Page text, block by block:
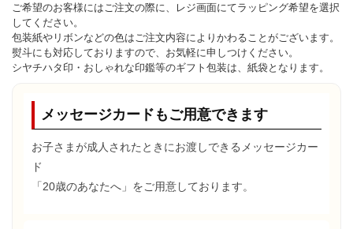
ご希望のお客様にはご注文の際に、レジ画面にてラッピング希望を選択
してください。
包装紙やリボンなどの色はご注文内容によりかわることがございます。
熨斗にも対応しておりますので、お気軽に申しつけください。
シヤチハタ印・おしゃれな印鑑等のギフト包装は、紙袋となります。
メッセージカードもご用意できます
お子さまが成人されたときにお渡しできるメッセージカー
ド
「20歳のあなたへ」をご用意しております。